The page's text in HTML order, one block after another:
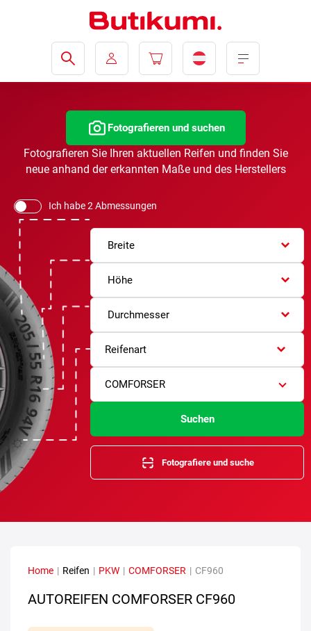
Fotografieren und suchen
Fotografieren Sie Ihren aktuellen Reifen und finden Sie
neue anhand der erkannten Maße und des Herstellers
Ich habe 2 Abmessungen
Breite
Höhe
Durchmesser
Reifenart
COMFORSER
Suchen
Fotografiere und suche
Home | Reifen | PKW | COMFORSER | CF960
AUTOREIFEN COMFORSER CF960